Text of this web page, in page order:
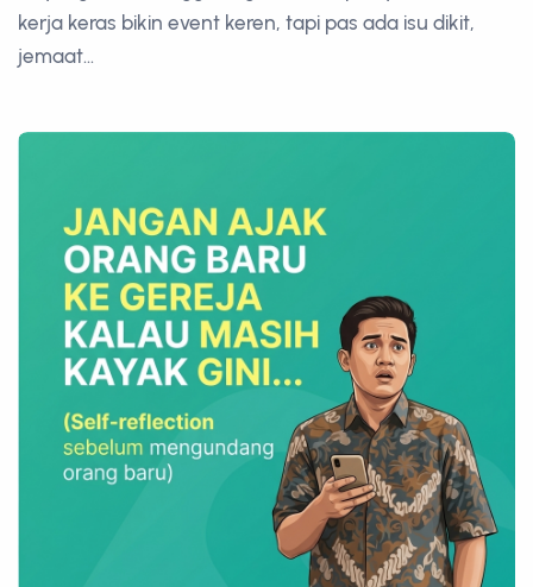
kerja keras bikin event keren, tapi pas ada isu dikit,
jemaat...